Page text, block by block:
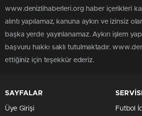
www.denizlihaberleri.org haber içerikleri
alıntı yapılamaz, kanuna aykırı ve izinsiz
başka yerde yayınlanamaz. Aykırı işlem
başvuru hakkı saklı tutulmaktadır.
ettiğiniz için teşekkür ederiz.
SAYFALAR
Üye Girişi Futbol